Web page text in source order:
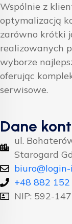
Wspólnie z
optymalizacją
zarówno krótki
realizowanych
wyborze
oferując
serwisowe.
Dane
ul.
Starogard
+48 882
NIP: 592-